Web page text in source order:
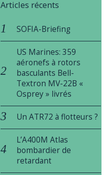
Articles récents
SOFIA-Briefing
US Marines: 359
aéronefs à rotors
basculants Bell-
Textron MV-22B «
Osprey » livrés
Un ATR72 à flotteurs ?
L’A400M Atlas
bombardier de
retardant